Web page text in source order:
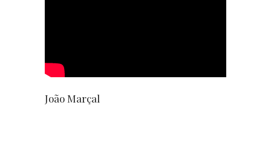
João Marçal